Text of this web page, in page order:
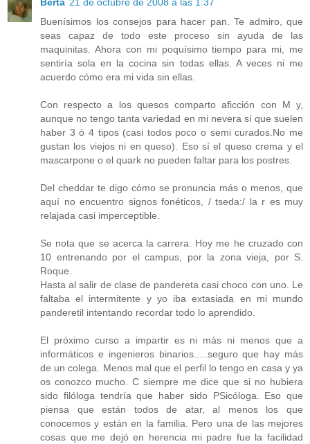
Berta 21 de octubre de 2008 a las 1:37
Buenísimos los consejos para hacer pan. Te admiro, que
seas capaz de todo este proceso sin ayuda de las
maquinitas. Ahora con mi poquísimo tiempo para mi, me
sentiría sola en la cocina sin todas ellas. A veces ni me
acuerdo cómo era mi vida sin ellas.
Con respecto a los quesos comparto aficción con M y,
aunque no tengo tanta variedad en mi nevera sí que suelen
haber 3 ó 4 tipos (casi todos poco o semi curados.No me
gustan los viejos ni en queso). Eso sí el queso crema y el
mascarpone o el quark no pueden faltar para los postres.
Del cheddar te digo cómo se pronuncia más o menos, que
aquí no encuentro signos fonéticos, / tseda:/ la r es muy
relajada casi imperceptible.
Se nota que se acerca la carrera. Hoy me he cruzado con
10 entrenando por el campus, por la zona vieja, por S.
Roque.
Hasta al salir de clase de pandereta casi choco con uno. Le
faltaba el intermitente y yo iba extasiada en mi mundo
panderetil intentando recordar todo lo aprendido.
El próximo curso a impartir es ni más ni menos que a
informáticos e ingenieros binarios.....seguro que hay más
de un colega. Menos mal que el perfil lo tengo en casa y ya
os conozco mucho. C siempre me dice que si no hubiera
sido filóloga tendría que haber sido PSicóloga. Eso que
piensa que están todos de atar, al menos los que
conocemos y están en la familia. Pero una de las mejores
cosas que me dejó en herencia mi padre fue la facilidad